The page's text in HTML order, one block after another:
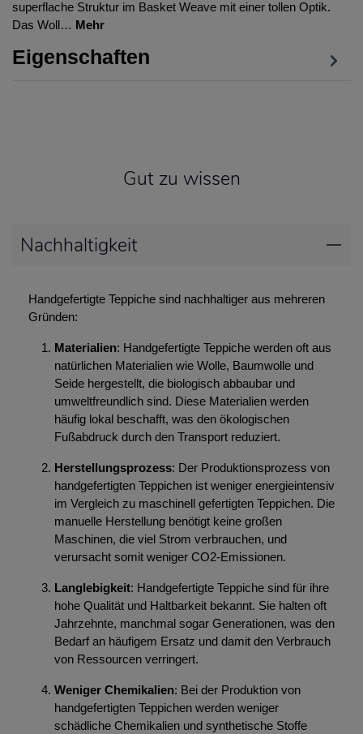
superflache Struktur im Basket Weave mit einer tollen Optik.
Das Woll… Mehr
Eigenschaften
Gut zu wissen
Nachhaltigkeit
Handgefertigte Teppiche sind nachhaltiger aus mehreren
Gründen:
Materialien: Handgefertigte Teppiche werden oft aus
natürlichen Materialien wie Wolle, Baumwolle und
Seide hergestellt, die biologisch abbaubar und
umweltfreundlich sind. Diese Materialien werden
häufig lokal beschafft, was den ökologischen
Fußabdruck durch den Transport reduziert.
Herstellungsprozess: Der Produktionsprozess von
handgefertigten Teppichen ist weniger energieintensiv
im Vergleich zu maschinell gefertigten Teppichen. Die
manuelle Herstellung benötigt keine großen
Maschinen, die viel Strom verbrauchen, und
verursacht somit weniger CO2-Emissionen.
Langlebigkeit: Handgefertigte Teppiche sind für ihre
hohe Qualität und Haltbarkeit bekannt. Sie halten oft
Jahrzehnte, manchmal sogar Generationen, was den
Bedarf an häufigem Ersatz und damit den Verbrauch
von Ressourcen verringert.
Weniger Chemikalien: Bei der Produktion von
handgefertigten Teppichen werden weniger
schädliche Chemikalien und synthetische Stoffe